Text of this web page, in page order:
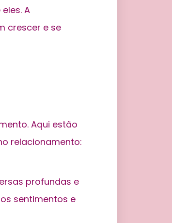
A
crescer e se
Aqui estão
relacionamento:
profundas e
sentimentos e